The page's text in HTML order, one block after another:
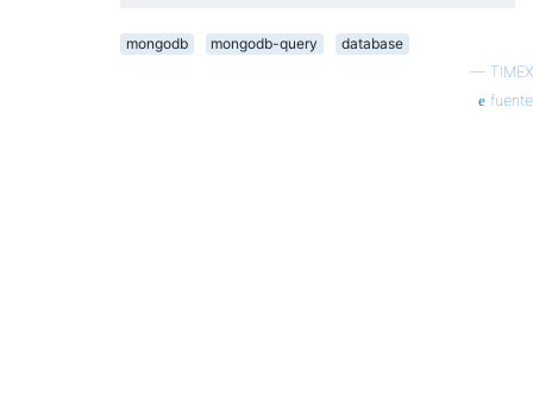
mongodb mongodb-query
database
— TIMEX
fuente